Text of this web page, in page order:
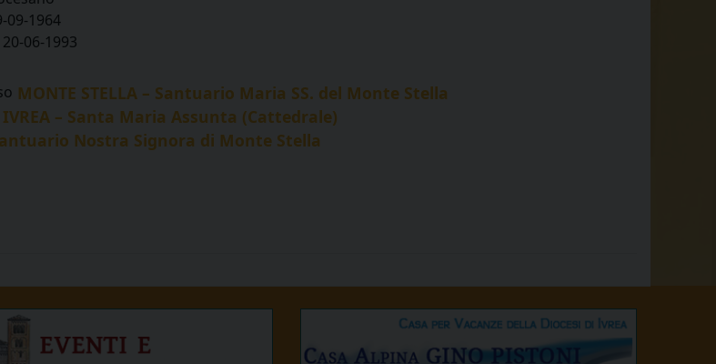
09-1964
20-06-1993
MONTE STELLA – Santuario Maria SS. del Monte Stella
IVREA – Santa Maria Assunta (Cattedrale)
Nostra Signora di Monte Stella